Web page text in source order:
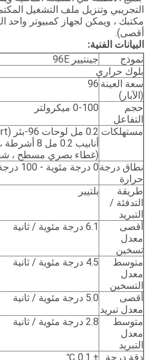
التجريبي وتنزيل ملف التشغيل
أقصى).
البيانات الفنية:
نموذج
جينتيير 96E
بلوك حراري
سعة العينة
(الآبار)
96
حجم
التفاعل
0-100 ميكرولتر
مستهلكات 0.2 مل لوحات 96-بئر (unskirt) ؛
أنابيب 0.2 مل 8 أشرطة ، أنبوب أحادي PCR 0.2 مل
(غطاء بصري مسطح ،
نطاق درجة
حرارة
0 درجة مئوية - 100 درجة مئوية
طريقة
التدفئة /
التبريد
بلتيير
أقصى
معدل
تسخين
6.1 درجة مئوية / ثانية
متوسط ​​
معدل
التسخين
4.5 درجة مئوية / ثانية
أقصى
معدل تبريد
5.0 درجة مئوية / ثانية
متوسط ​​
معدل
التبريد
2.8 درجة مئوية / ثانية
دقة درجة
± 0.1 ℃